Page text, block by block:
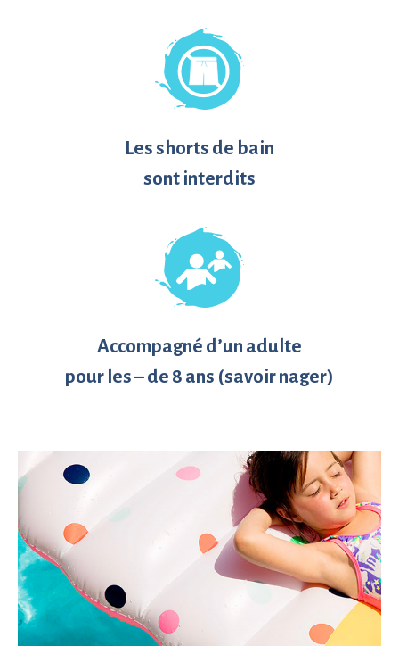
Les shorts de bain
sont interdits
Accompagné d’un adulte
pour les – de 8 ans (savoir nager)